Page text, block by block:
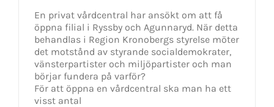
En privat vårdcentral har ansökt om att få
öppna filial i Ryssby och Agunnaryd. När detta
behandlas i Region Kronobergs styrelse möter
det motstånd av styrande socialdemokrater,
vänsterpartister och miljöpartister och man
börjar fundera på varför?
För att öppna en vårdcentral ska man ha ett
visst antal